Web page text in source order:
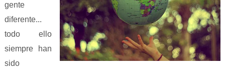
gente
diferente...
todo ello
siempre han
sido